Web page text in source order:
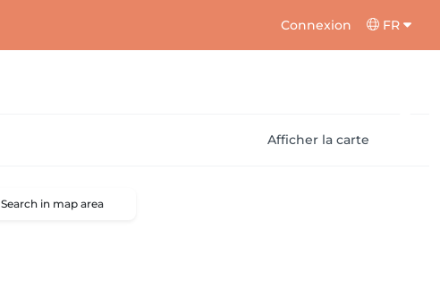
Connexion FR
Afficher la carte
Search in map area